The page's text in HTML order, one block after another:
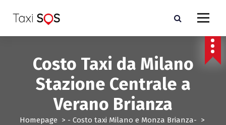
a
Costo Taxi da Milano
Stazione Centrale a
Verano Brianza
Homepage > - Costo taxi Milano e Monza Brianza- >